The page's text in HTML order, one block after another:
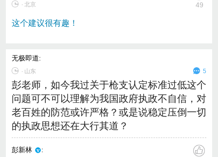
∙ 北京 49
这个建议很有趣！
无极即道:
∙ 山东 5
彭老师，如今我过关于枪支认定标准过低这个
问题可不可以理解为我国政府执政不自信，对
老百姓的防范或许严格？或是说稳定压倒一切
的执政思想还在大行其道？
彭新林 :